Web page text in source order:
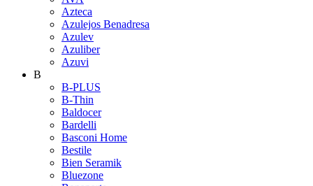
Azteca
Azulejos Benadresa
Azulev
Azuliber
Azuvi
B
B-PLUS
B-Thin
Baldocer
Bardelli
Basconi Home
Bestile
Bien Seramik
Bluezone